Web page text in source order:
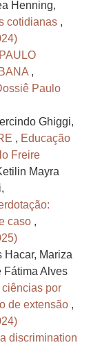
Henning,
cotidianas ,
,
Paulo
Ghiggi,
, Educação
Freire
Mayra
caso ,
Hacar, Mariza
Fátima Alves
por
de extensão ,
discrimination